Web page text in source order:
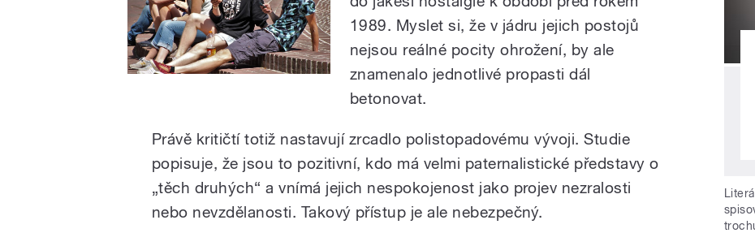
1989. Myslet si, že v jádru jejich postojů
nejsou reálné pocity ohrožení, by ale
znamenalo jednotlivé propasti dál
betonovat.
Právě kritičtí totiž nastavují zrcadlo polistopadovému vývoji. Studie
popisuje, že jsou to pozitivní, kdo má velmi paternalistické představy o
„těch druhých“ a vnímá jejich nespokojenost jako projev nezralosti
nebo nevzdělanosti. Takový přístup je ale nebezpečný.